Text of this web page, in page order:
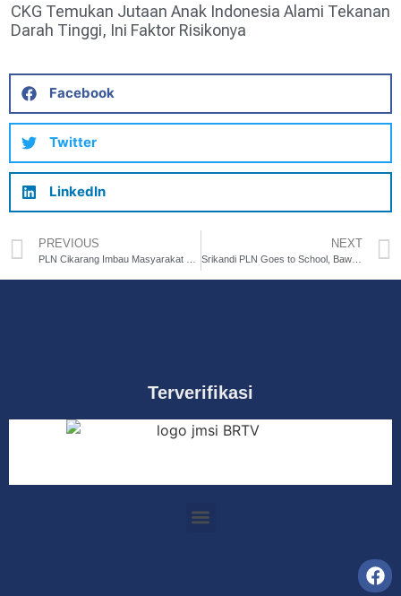
CKG Temukan Jutaan Anak Indonesia Alami Tekanan
Darah Tinggi, Ini Faktor Risikonya
Facebook
Twitter
LinkedIn
PREVIOUS NEXT
Srikandi PLN Goes to School, Bawa Edukasi Kelistrikan yang Dekat dengan Anak
Terverifikasi